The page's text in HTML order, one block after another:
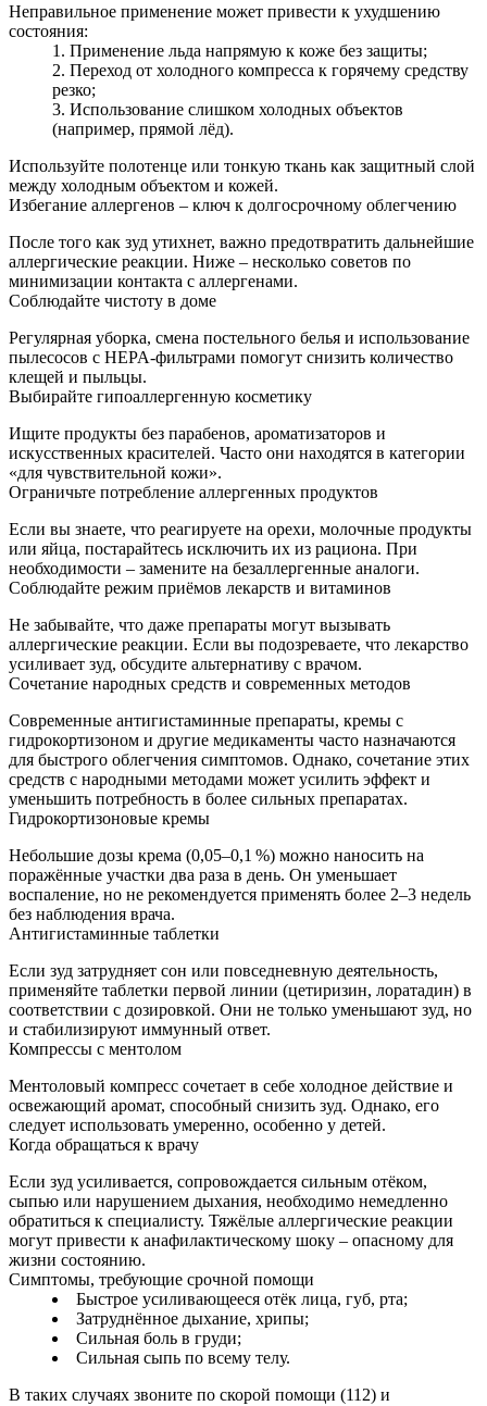
Неправильное применение может привести к ухудшению
состояния:
Применение льда напрямую к коже без защиты;
Переход от холодного компресса к горячему средству
резко;
Использование слишком холодных объектов
(например, прямой лёд).
Используйте полотенце или тонкую ткань как защитный слой
между холодным объектом и кожей.
Избегание аллергенов – ключ к долгосрочному облегчению
После того как зуд утихнет, важно предотвратить дальнейшие
аллергические реакции. Ниже – несколько советов по
минимизации контакта с аллергенами.
Соблюдайте чистоту в доме
Регулярная уборка, смена постельного белья и использование
пылесосов с HEPA-фильтрами помогут снизить количество
клещей и пыльцы.
Выбирайте гипоаллергенную косметику
Ищите продукты без парабенов, ароматизаторов и
искусственных красителей. Часто они находятся в категории
«для чувствительной кожи».
Ограничьте потребление аллергенных продуктов
Если вы знаете, что реагируете на орехи, молочные продукты
или яйца, постарайтесь исключить их из рациона. При
необходимости – замените на безаллергенные аналоги.
Соблюдайте режим приёмов лекарств и витаминов
Не забывайте, что даже препараты могут вызывать
аллергические реакции. Если вы подозреваете, что лекарство
усиливает зуд, обсудите альтернативу с врачом.
Сочетание народных средств и современных методов
Современные антигистаминные препараты, кремы с
гидрокортизоном и другие медикаменты часто назначаются
для быстрого облегчения симптомов. Однако, сочетание этих
средств с народными методами может усилить эффект и
уменьшить потребность в более сильных препаратах.
Гидрокортизоновые кремы
Небольшие дозы крема (0,05–0,1 %) можно наносить на
поражённые участки два раза в день. Он уменьшает
воспаление, но не рекомендуется применять более 2–3 недель
без наблюдения врача.
Антигистаминные таблетки
Если зуд затрудняет сон или повседневную деятельность,
применяйте таблетки первой линии (цетиризин, лоратадин) в
соответствии с дозировкой. Они не только уменьшают зуд, но
и стабилизируют иммунный ответ.
Компрессы с ментолом
Ментоловый компресс сочетает в себе холодное действие и
освежающий аромат, способный снизить зуд. Однако, его
следует использовать умеренно, особенно у детей.
Когда обращаться к врачу
Если зуд усиливается, сопровождается сильным отёком,
сыпью или нарушением дыхания, необходимо немедленно
обратиться к специалисту. Тяжёлые аллергические реакции
могут привести к анафилактическому шоку – опасному для
жизни состоянию.
Симптомы, требующие срочной помощи
Быстрое усиливающееся отёк лица, губ, рта;
Затруднённое дыхание, хрипы;
Сильная боль в груди;
Сильная сыпь по всему телу.
В таких случаях звоните по скорой помощи (112) и